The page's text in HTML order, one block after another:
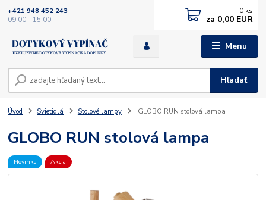
Menu
Hľadať
+421 948 452 243
09:00 - 15:00
0 ks
za 0,00 EUR
Úvod Svietidlá Stolové lampy GLOBO RUN stolová lampa
GLOBO RUN stolová lampa
Novinka Akcia